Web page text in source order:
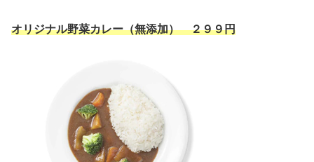
オリジナル野菜カレー（無添加） ２９９円